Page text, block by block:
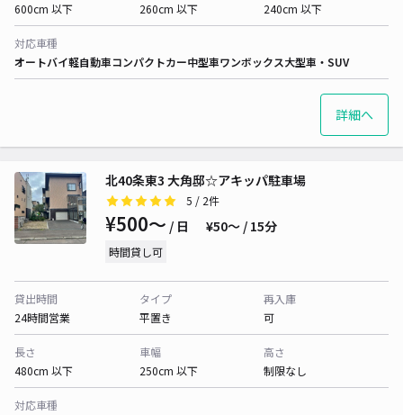
600cm 以下
260cm 以下
240cm 以下
対応車種
オートバイ軽自動車コンパクトカー中型車ワンボックス大型車・SUV
詳細へ
北40条東3 大角邸☆アキッパ駐車場
5 / 2件
¥500〜 / 日 ¥50〜 / 15分
時間貸し可
貸出時間
24時間営業
タイプ
平置き
再入庫
可
長さ
480cm 以下
車幅
250cm 以下
高さ
制限なし
対応車種